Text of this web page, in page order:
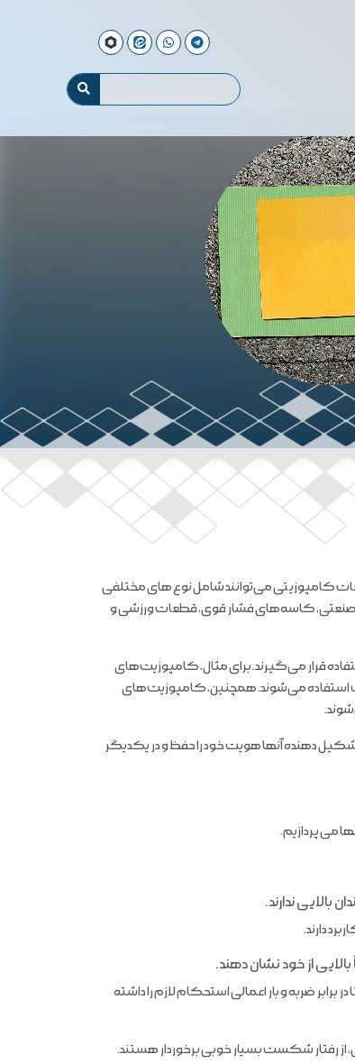
کامپوزیتی می‌توانند شامل نوع های مختلفی
صنعتی، کاسه‌های فشار قوی، قطعات ورزشی و
قرار می‌گیرند. برای مثال، کامپوزیت‌های
استفاده می‌شوند. همچنین، کامپوزیت‌های
دهنده آنها هویت خود را حفظ و در یکدیگر
می پردازیم.
دارند.
ضربه و بار اعمالی استحکام لازم را داشته
رفتار شکست بسیار خوبی برخوردار هستند.